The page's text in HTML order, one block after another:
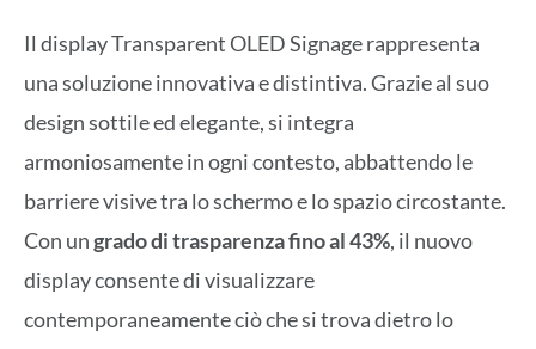
Il display Transparent OLED Signage rappresenta
una soluzione innovativa e distintiva. Grazie al suo
design sottile ed elegante, si integra
armoniosamente in ogni contesto, abbattendo le
barriere visive tra lo schermo e lo spazio circostante.
Con ungrado di trasparenza fino al 43%, il nuovo
display consente di visualizzare
contemporaneamente ciò che si trova dietro lo